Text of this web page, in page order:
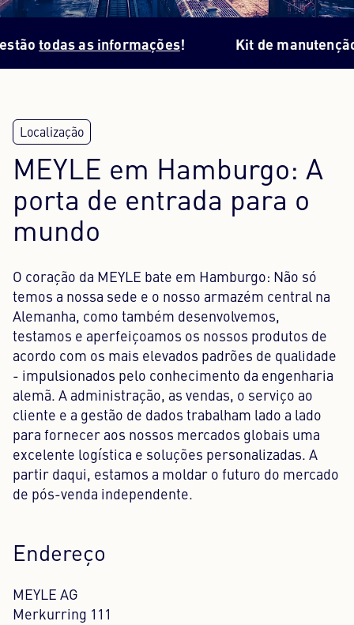
Imprensa
Carreira
todas as informações! Kit de manutenção
MEYLE em Hamburgo: A
porta de entrada para o
mundo
O coração da MEYLE bate em Hamburgo: Não só
temos a nossa sede e o nosso armazém central na
Alemanha, como também desenvolvemos,
testamos e aperfeiçoamos os nossos produtos de
acordo com os mais elevados padrões de qualidade
- impulsionados pelo conhecimento da engenharia
alemã. A administração, as vendas, o serviço ao
cliente e a gestão de dados trabalham lado a lado
para fornecer aos nossos mercados globais uma
excelente logística e soluções personalizadas. A
partir daqui, estamos a moldar o futuro do mercado
de pós-venda independente.
Endereço
MEYLE AG
Merkurring 111